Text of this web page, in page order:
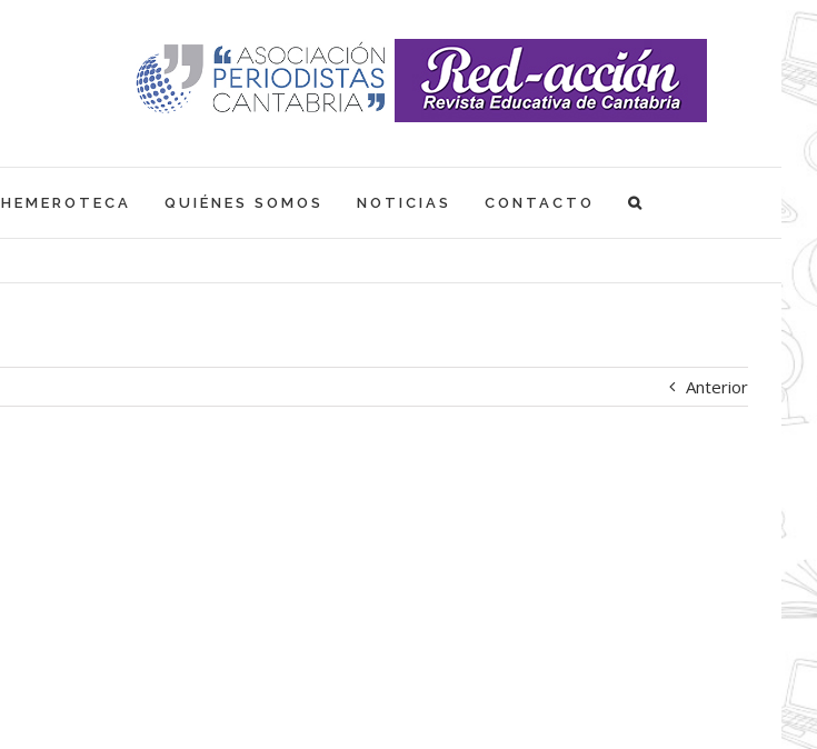
HEMEROTECA QUIÉNES SOMOS NOTICIAS CONTACTO
Anterior